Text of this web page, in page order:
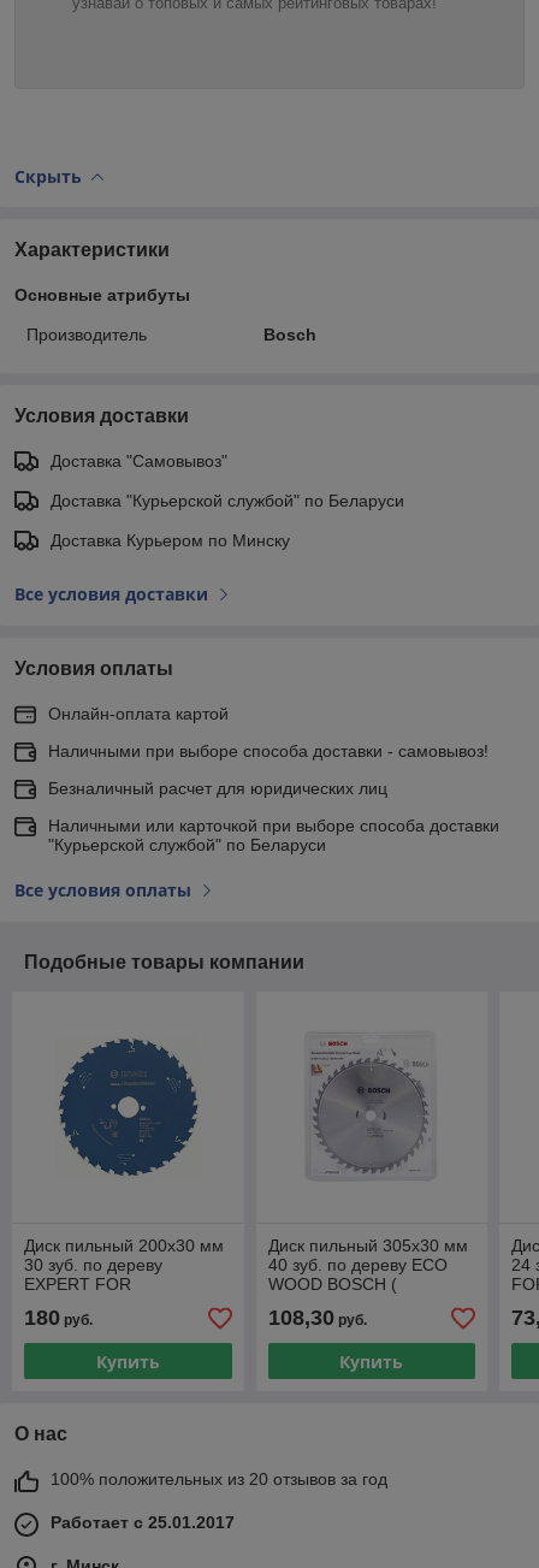
Скрыть
Характеристики
Основные атрибуты
Производитель Bosch
Условия доставки
Доставка "Самовывоз"
Доставка "Курьерской службой" по Беларуси
Доставка Курьером по Минску
Все условия доставки
Условия оплаты
Онлайн-оплата картой
Наличными при выборе способа доставки - самовывоз!
Безналичный расчет для юридических лиц
Наличными или карточкой при выборе способа доставки
"Курьерской службой" по Беларуси
Все условия оплаты
Подобные товары компании
Диск пильный 200х30 мм
30 зуб. по дереву
EXPERT FOR
BOSCH (твердоспл. зуб)
180 руб.
Купить
Диск пильный 305х30 мм
40 зуб. по дереву ECO
WOOD BOSCH (
108,30руб.
Купить
24
О нас
100% положительных из 20 отзывов за год
Работает с 25.01.2017